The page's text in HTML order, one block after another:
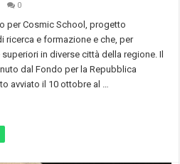
0
per Cosmic School, progetto
ricerca e formazione e che, per
in diverse città della regione. Il
dal Fondo per la Repubblica
avviato il 10 ottobre al …